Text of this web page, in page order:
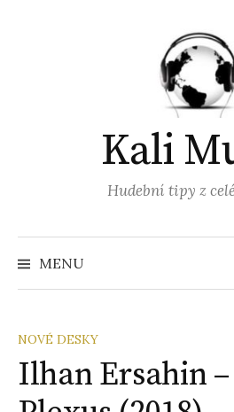
Kali
Hudební tipy z
MENU
NOVÉ DESKY
Ilhan Ersahin